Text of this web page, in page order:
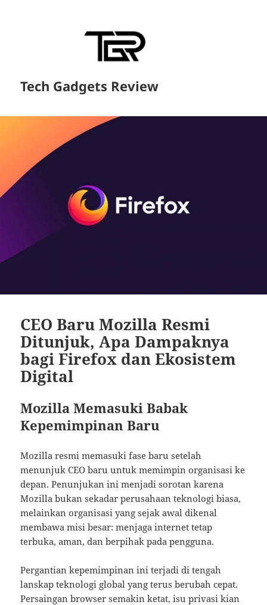
Tech Gadgets Review
CEO Baru Mozilla Resmi
Ditunjuk, Apa Dampaknya
bagi Firefox dan Ekosistem
Digital
Mozilla Memasuki Babak
Kepemimpinan Baru
Mozilla resmi memasuki fase baru setelah
menunjuk CEO baru untuk memimpin organisasi ke
depan. Penunjukan ini menjadi sorotan karena
Mozilla bukan sekadar perusahaan teknologi biasa,
melainkan organisasi yang sejak awal dikenal
membawa misi besar: menjaga internet tetap
terbuka, aman, dan berpihak pada pengguna.
Pergantian kepemimpinan ini terjadi di tengah
lanskap teknologi global yang terus berubah cepat.
Persaingan browser semakin ketat, isu privasi kian